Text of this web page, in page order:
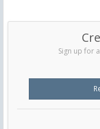
Sign up for